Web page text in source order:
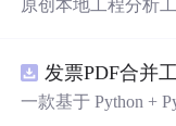
原创本地工程分析
行效果图、
及原创授权声明。
一款基于 Python +